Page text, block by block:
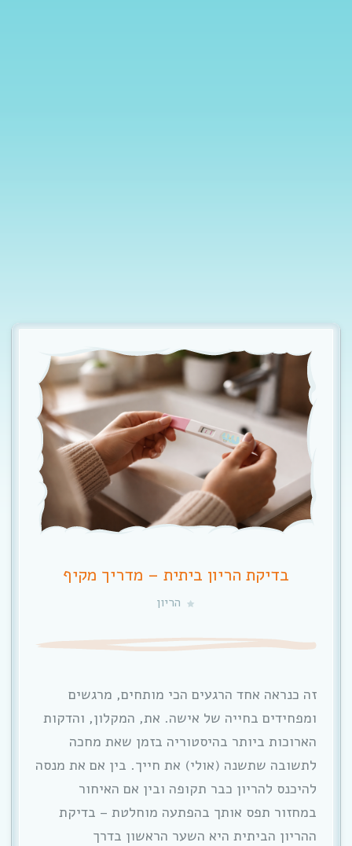
בדיקת הריון ביתית – מדריך מקיף
הריון
זה כנראה אחד הרגעים הכי מותחים, מרגשים
ומפחידים בחייה של אישה. את, המקלון, והדקות
הארוכות ביותר בהיסטוריה בזמן שאת מחכה
לתשובה שתשנה (אולי) את חייך. בין אם את מנסה
להיכנס להריון כבר תקופה ובין אם האיחור
במחזור תפס אותך בהפתעה מוחלטת – בדיקת
ההריון הביתית היא השער הראשון בדרך